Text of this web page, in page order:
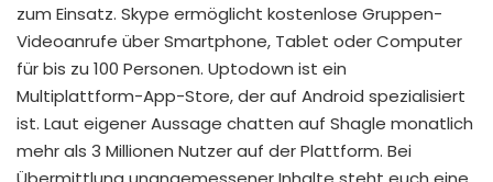
zum Einsatz. Skype ermöglicht kostenlose Gruppen-
Videoanrufe über Smartphone, Tablet oder Computer
für bis zu 100 Personen. Uptodown ist ein
Multiplattform-App-Store, der auf Android spezialisiert
ist. Laut eigener Aussage chatten auf Shagle monatlich
mehr als 3 Millionen Nutzer auf der Plattform. Bei